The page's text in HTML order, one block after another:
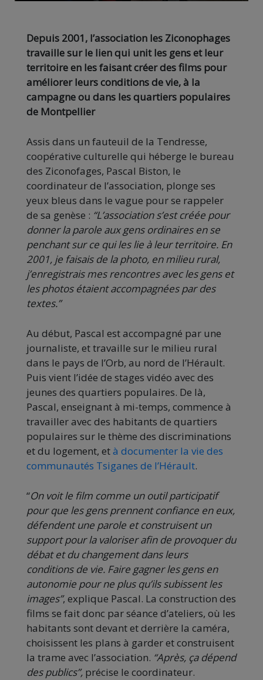
Depuis 2001, l’association les Ziconophages
travaille sur le lien qui unit les gens et leur
territoire en les faisant créer des films pour
améliorer leurs conditions de vie, à la
campagne ou dans les quartiers populaires
de Montpellier
Assis dans un fauteuil de la Tendresse,
coopérative culturelle qui héberge le bureau
des Ziconofages, Pascal Biston, le
coordinateur de l’association, plonge ses
yeux bleus dans le vague pour se rappeler
de sa genèse : “L’association s’est créée pour
donner la parole aux gens ordinaires en se
penchant sur ce qui les lie à leur territoire. En
2001, je faisais de la photo, en milieu rural,
j’enregistrais mes rencontres avec les gens et
les photos étaient accompagnées par des
textes.”
Au début, Pascal est accompagné par une
journaliste, et travaille sur le milieu rural
dans le pays de l’Orb, au nord de l’Hérault.
Puis vient l’idée de stages vidéo avec des
jeunes des quartiers populaires. De là,
Pascal, enseignant à mi-temps, commence à
travailler avec des habitants de quartiers
populaires sur le thème des discriminations
et du logement, età documenter la vie des
communautés Tsiganes de l’Hérault.
“On voit le film comme un outil participatif
pour que les gens prennent confiance en eux,
défendent une parole et construisent un
support pour la valoriser afin de provoquer du
débat et du changement dans leurs
conditions de vie. Faire gagner les gens en
autonomie pour ne plus qu’ils subissent les
images”, explique Pascal. La construction des
films se fait donc par séance d’ateliers, où les
habitants sont devant et derrière la caméra,
choisissent les plans à garder et construisent
la trame avec l’association. “Après, ça dépend
des publics”, précise le coordinateur.